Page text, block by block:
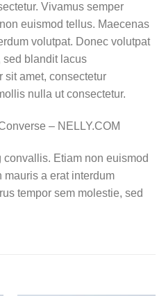
Vivamus semper
euismod tellus. Maecenas
volutpat. Donec volutpat
sed blandit lacus
sit amet, consectetur
nulla ut consectetur.
– NELLY.COM
Etiam non euismod
a erat interdum
tempor sem molestie, sed